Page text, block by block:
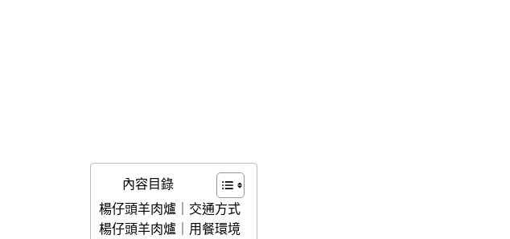
內容目錄
楊仔頭羊肉爐｜交通方式
楊仔頭羊肉爐｜用餐環境